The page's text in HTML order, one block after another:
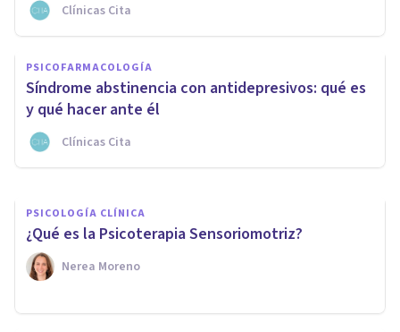
Clínicas Cita
PSICOFARMACOLOGÍA
Síndrome abstinencia con antidepresivos: qué es
y qué hacer ante él
Clínicas Cita
PSICOLOGÍA CLÍNICA
¿Qué es el trauma y qué
técnica es la más eficaz para
sanarlo?
Isaac Díaz Oliván
PSICOLOGÍA CLÍNICA
¿Qué es la Psicoterapia Sensoriomotriz?
Nerea Moreno